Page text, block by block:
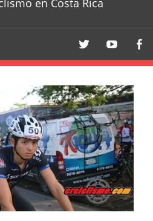
en Costa Rica